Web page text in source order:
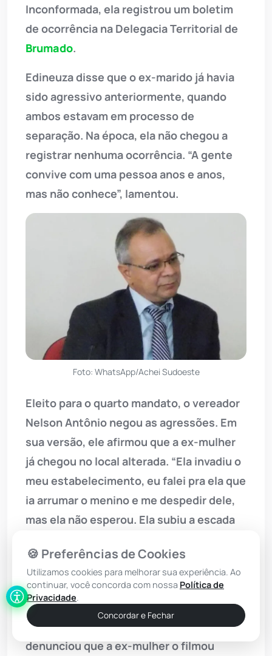
Inconformada, ela registrou um boletim
de ocorrência na Delegacia Territorial de
Brumado.
Edineuza disse que o ex-marido já havia
sido agressivo anteriormente, quando
ambos estavam em processo de
separação. Na época, ela não chegou a
registrar nenhuma ocorrência. “A gente
convive com uma pessoa anos e anos,
mas não conhece”, lamentou.
Foto: WhatsApp/Achei Sudoeste
Eleito para o quarto mandato, o vereador
Nelson Antônio negou as agressões. Em
sua versão, ele afirmou que a ex-mulher
já chegou no local alterada. “Ela invadiu o
meu estabelecimento, eu falei pra ela que
ia arrumar o menino e me despedir dele,
mas ela não esperou. Ela subiu a escada
para pegar o menino. Invasão de
domicílio”, alegou.
Ele garantiu que não houve agressão
apesar do clima tenso. Além disso,
denunciou que a ex-mulher o filmou
🍪 Preferências de Cookies
Utilizamos cookies para melhorar sua experiência. Ao
continuar, você concorda com nossa Política de
Privacidade.
Concordar e Fechar